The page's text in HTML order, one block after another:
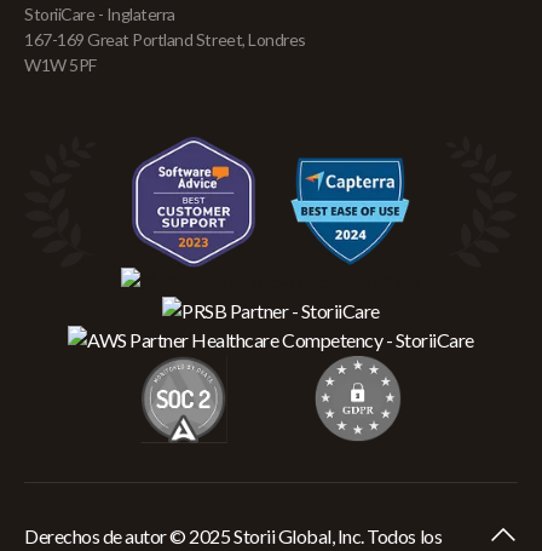
StoriiCare - Inglaterra
167-169 Great Portland Street, Londres
W1W 5PF
Derechos de autor © 2025 Storii Global, Inc. Todos los